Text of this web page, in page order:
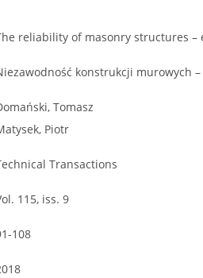
reliability of masonry structures
konstrukcji murowych
Tomasz
Piotr
Transactions
115, iss. 9
108